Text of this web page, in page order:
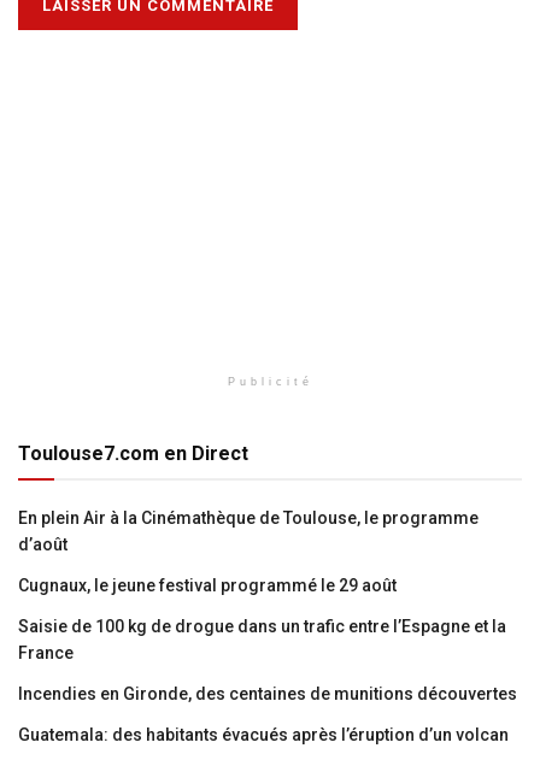
Publicité
Toulouse7.com en Direct
En plein Air à la Cinémathèque de Toulouse, le programme
d’août
Cugnaux, le jeune festival programmé le 29 août
Saisie de 100 kg de drogue dans un trafic entre l’Espagne et la
France
Incendies en Gironde, des centaines de munitions découvertes
Guatemala: des habitants évacués après l’éruption d’un volcan